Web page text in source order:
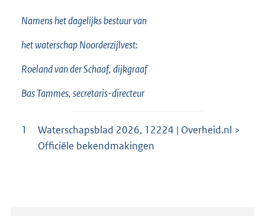
Namens het dagelijks bestuur van
het waterschap Noorderzijlvest:
Roeland van der Schaaf, dijkgraaf
Bas Tammes, secretaris-directeur
1
Waterschapsblad 2026, 12224 | Overheid.nl >
Officiële bekendmakingen